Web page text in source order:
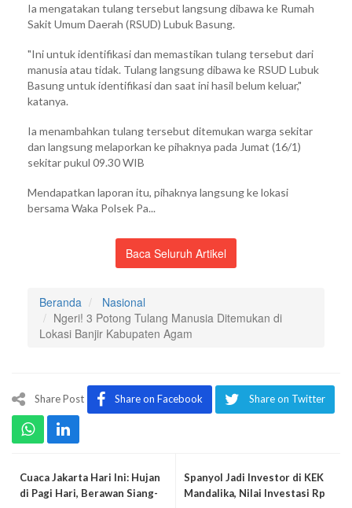
Ia mengatakan tulang tersebut langsung dibawa ke Rumah
Sakit Umum Daerah (RSUD) Lubuk Basung.
"Ini untuk identifikasi dan memastikan tulang tersebut dari
manusia atau tidak. Tulang langsung dibawa ke RSUD Lubuk
Basung untuk identifikasi dan saat ini hasil belum keluar,"
katanya.
Ia menambahkan tulang tersebut ditemukan warga sekitar
dan langsung melaporkan ke pihaknya pada Jumat (16/1)
sekitar pukul 09.30 WIB
Mendapatkan laporan itu, pihaknya langsung ke lokasi
bersama Waka Polsek Pa...
Baca Seluruh Artikel
Beranda
Nasional
Ngeri! 3 Potong Tulang Manusia Ditemukan di
Lokasi Banjir Kabupaten Agam
Share Post Share on Facebook Share on Twitter
Cuaca Jakarta Hari Ini: Hujan
di Pagi Hari, Berawan Siang-
Spanyol Jadi Investor di KEK
Mandalika, Nilai Investasi Rp